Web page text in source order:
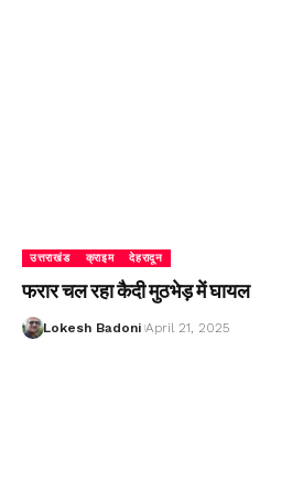
उत्तराखंड क्राइम देहरादून
फरार चल रहा कैदी मुठभेड़ में घायल
Lokesh Badoni April 21, 2025